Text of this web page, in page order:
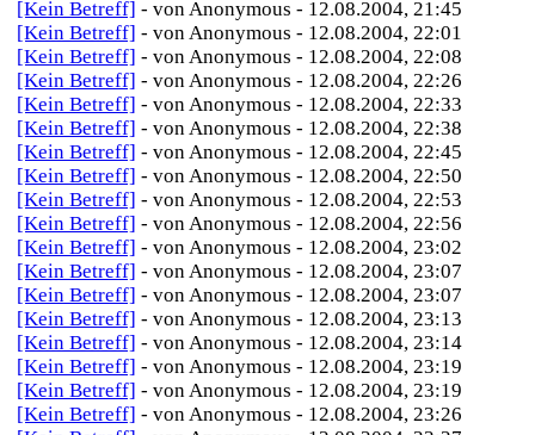
[Kein Betreff] - von Anonymous - 12.08.2004, 21:45
[Kein Betreff] - von Anonymous - 12.08.2004, 22:01
[Kein Betreff] - von Anonymous - 12.08.2004, 22:08
[Kein Betreff] - von Anonymous - 12.08.2004, 22:26
[Kein Betreff] - von Anonymous - 12.08.2004, 22:33
[Kein Betreff] - von Anonymous - 12.08.2004, 22:38
[Kein Betreff] - von Anonymous - 12.08.2004, 22:45
[Kein Betreff] - von Anonymous - 12.08.2004, 22:50
[Kein Betreff] - von Anonymous - 12.08.2004, 22:53
[Kein Betreff] - von Anonymous - 12.08.2004, 22:56
[Kein Betreff] - von Anonymous - 12.08.2004, 23:02
[Kein Betreff] - von Anonymous - 12.08.2004, 23:07
[Kein Betreff] - von Anonymous - 12.08.2004, 23:07
[Kein Betreff] - von Anonymous - 12.08.2004, 23:13
[Kein Betreff] - von Anonymous - 12.08.2004, 23:14
[Kein Betreff] - von Anonymous - 12.08.2004, 23:19
[Kein Betreff] - von Anonymous - 12.08.2004, 23:19
[Kein Betreff] - von Anonymous - 12.08.2004, 23:26